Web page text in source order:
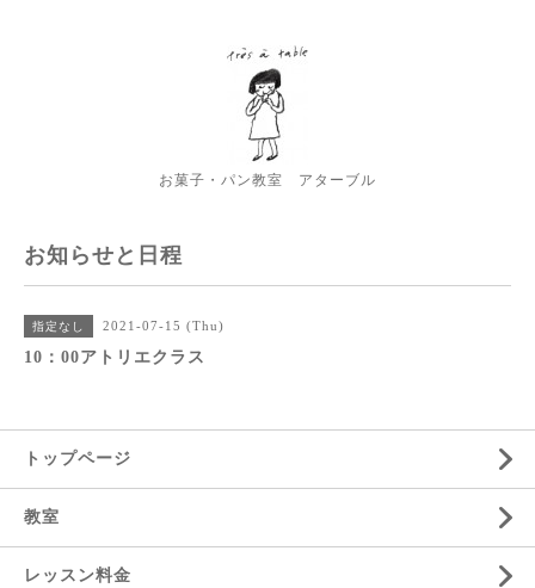
お菓子・パン教室 アターブル
お知らせと日程
指定なし 2021-07-15 (Thu)
10：00アトリエクラス
トップページ
教室
レッスン料金